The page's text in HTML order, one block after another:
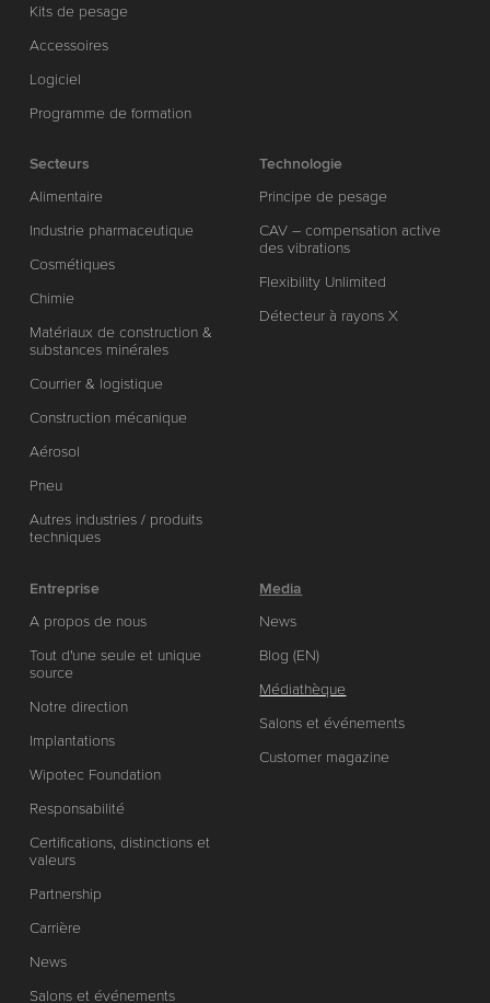
Kits de pesage
Accessoires
Logiciel
Programme de formation
Secteurs
Alimentaire
Industrie pharmaceutique
Cosmétiques
Chimie
Matériaux de construction &
substances minérales
Courrier & logistique
Construction mécanique
Aérosol
Pneu
Autres industries / produits
techniques
Technologie
Principe de pesage
CAV – compensation active
des vibrations
Flexibility Unlimited
Détecteur à rayons X
Entreprise
A propos de nous
Tout d'une seule et unique
source
Notre direction
Implantations
Wipotec Foundation
Responsabilité
Certifications, distinctions et
valeurs
Partnership
Carrière
News
Salons et événements
Media
News
Blog (EN)
Médiathèque
Salons et événements
Customer magazine